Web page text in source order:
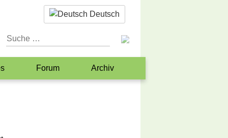
Deutsch
Forum Archiv